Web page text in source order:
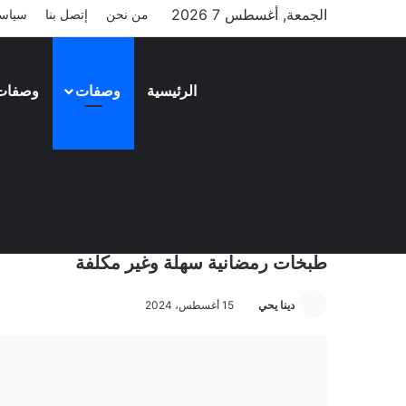
الجمعة, أغسطس 7 2026 من نحن إتصل بنا
الرئيسية وصفات
طبخات رمضانية سهلة وغير مكلفة
دينا يحي 15 أغسطس، 2024